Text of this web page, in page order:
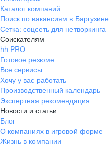
Каталог компаний
Поиск по вакансиям в Баргузине
Сетка: соцсеть для нетворкинга
Соискателям
hh PRO
Готовое резюме
Все сервисы
Хочу у вас работать
Производственный календарь
Экспертная рекомендация
Новости и статьи
Блог
О компаниях в игровой форме
Жизнь в компании